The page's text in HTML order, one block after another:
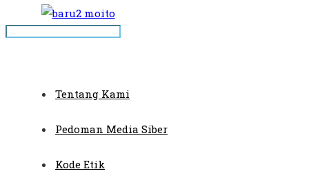
Tentang Kami
Pedoman Media Siber
Kode Etik